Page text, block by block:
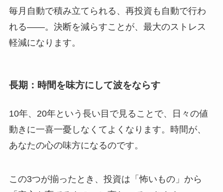
毎月自動で積み立てられる、再投資も自動で行わ
れる――。決断を減らすことが、最大のストレス
軽減になります。
長期：時間を味方にして波をならす
10年、20年という長い目で見ることで、日々の値
動きに一喜一憂しなくてよくなります。時間が、
あなたの心の味方になるのです。
この3つが揃ったとき、投資は「怖いもの」から